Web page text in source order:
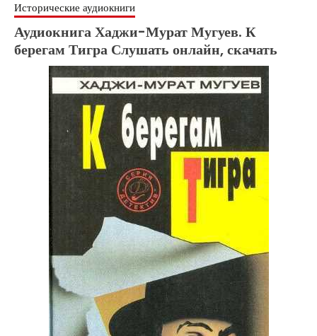
Исторические аудиокниги
Аудиокнига Хаджи-Мурат Мугуев. К
берегам Тигра Слушать онлайн, скачать